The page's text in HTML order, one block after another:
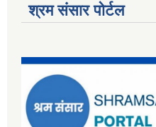
श्रम संसार पोर्टल